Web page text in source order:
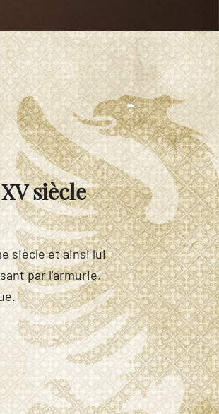
siècle
siècle et ainsi lui
par l'armurie,